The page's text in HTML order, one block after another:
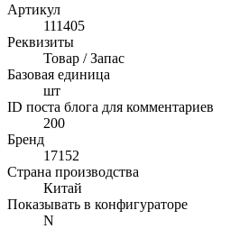
Артикул
111405
Реквизиты
Товар / Запас
Базовая единица
шт
ID поста блога для комментариев
200
Бренд
17152
Страна производства
Китай
Показывать в конфигураторе
N